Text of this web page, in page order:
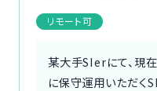
リモート可
某大手SIerにて、現
に保守運用いただく